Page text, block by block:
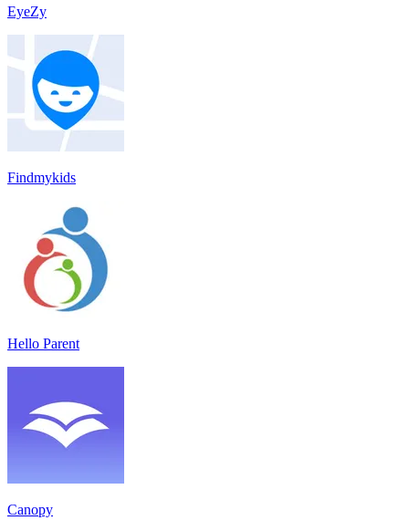
EyeZy
Findmykids
Hello Parent
Canopy